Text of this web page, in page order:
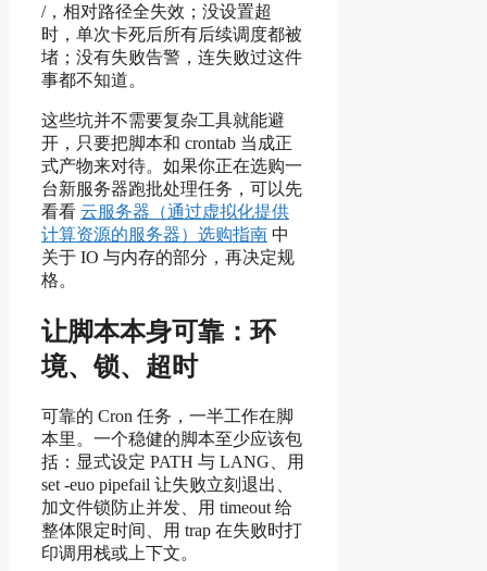
/，相对路径全失效；没设置超
时，单次卡死后所有后续调度都被
堵；没有失败告警，连失败过这件
事都不知道。
这些坑并不需要复杂工具就能避
开，只要把脚本和 crontab 当成正
式产物来对待。如果你正在选购一
台新服务器跑批处理任务，可以先
看看 云服务器（通过虚拟化提供
计算资源的服务器）选购指南 中
关于 IO 与内存的部分，再决定规
格。
让脚本本身可靠：环
境、锁、超时
可靠的 Cron 任务，一半工作在脚
本里。一个稳健的脚本至少应该包
括：显式设定 PATH 与 LANG、用
set -euo pipefail 让失败立刻退出、
加文件锁防止并发、用 timeout 给
整体限定时间、用 trap 在失败时打
印调用栈或上下文。